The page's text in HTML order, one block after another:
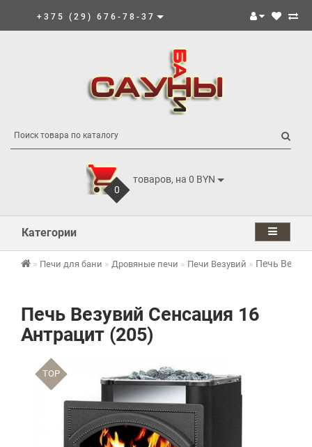
+375 (29) 676-78-37
0
товаров, на 0 BYN
Категории
Печи для бани Дровяные печи Печи Везувий Печь
Печь Везувий Сенсация 16
Антрацит (205)
TOP